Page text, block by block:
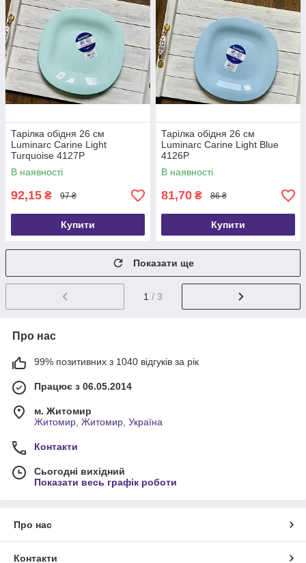
Тарілка обідня 26 см
Luminarc Carine Light
Turquoise 4127P
В наявності
92,15 ₴ 97 ₴
Купити
Тарілка обідня 26 см
Luminarc Carine Light Blue
4126P
В наявності
81,70 ₴ 86 ₴
Купити
Показати ще
1 / 3
Про нас
99% позитивних з 1040 відгуків за рік
Працює з 06.05.2014
м. Житомир
Житомир, Житомир, Україна
Контакти
Сьогодні вихідний
Показати весь графік роботи
Про нас
Контакти